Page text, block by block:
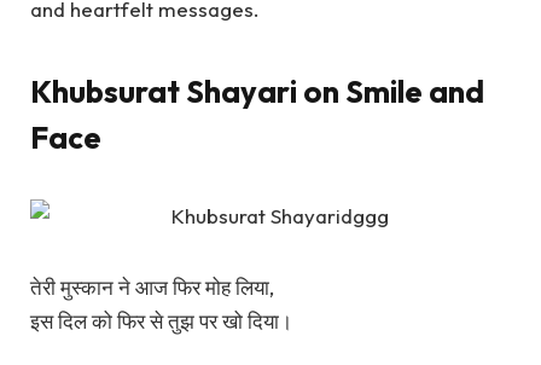
and heartfelt messages.
Khubsurat Shayari on Smile and
Face
तेरी मुस्कान ने आज फिर मोह लिया,
इस दिल को फिर से तुझ पर खो दिया।